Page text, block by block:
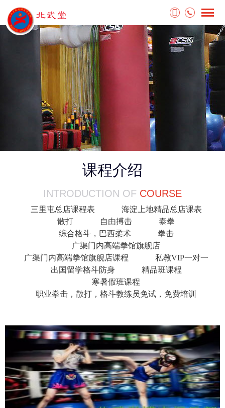
课程介绍
INTRODUCTION OF COURSE
三里屯总店课程表
海淀上地精品总店课表
散打
自由搏击
泰拳
综合格斗，巴西柔术
拳击
广渠门内高端拳馆旗舰店
广渠门内高端拳馆旗舰店课程
私教VIP一对一
出国留学格斗防身
精品班课程
寒暑假班课程
职业拳击，散打，格斗教练员免试，免费培训